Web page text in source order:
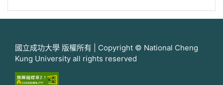
國立成功大學 版權所有 | Copyright © National Cheng
Kung University all rights reserved